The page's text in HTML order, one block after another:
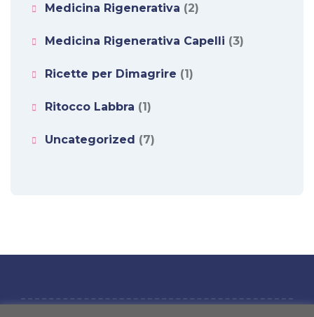
Medicina Rigenerativa (2)
Medicina Rigenerativa Capelli (3)
Ricette per Dimagrire (1)
Ritocco Labbra (1)
Uncategorized (7)